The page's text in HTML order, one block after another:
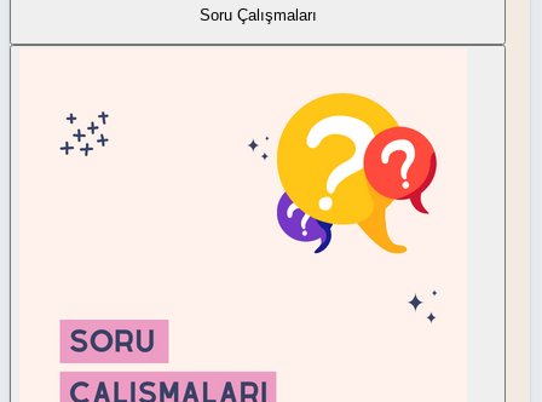
Soru Çalışmaları